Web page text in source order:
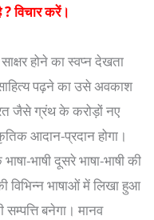
विचार करें।
होने का स्वप्न देखता
पढ़ने का उसे अवकाश
जैसे ग्रंथ के करोड़ों नए
आदान-प्रदान होगा।
भाषी दूसरे भाषा-भाषी की
विभिन्न भाषाओं में लिखा हुआ
बनेगा। मानव